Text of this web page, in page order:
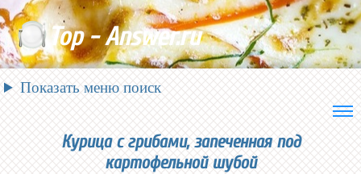
Top - Answer.ru
Показать меню поиск
Курица с грибами, запеченная под
картофельной шубой